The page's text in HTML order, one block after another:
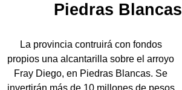
Piedras Blancas
La provincia contruirá con fondos
propios una alcantarilla sobre el arroyo
Fray Diego, en Piedras Blancas. Se